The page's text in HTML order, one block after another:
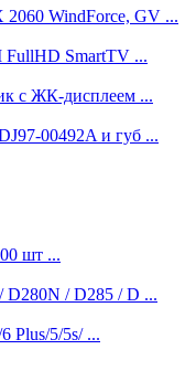
WindForce, GV ...
FullHD SmartTV ...
с ЖК-дисплеем ...
00492A и губ ...
шт ...
D280N / D285 / D ...
Plus/5/5s/ ...